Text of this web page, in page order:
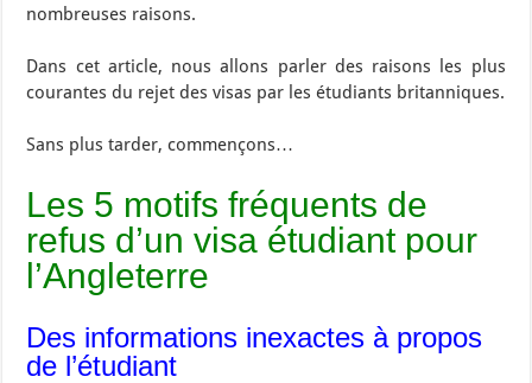
nombreuses raisons.
Dans cet article, nous allons parler des raisons les plus
courantes du rejet des visas par les étudiants britanniques.
Sans plus tarder, commençons…
Les 5 motifs fréquents de
refus d’un visa étudiant pour
l’Angleterre
Des informations inexactes à propos
de l’étudiant